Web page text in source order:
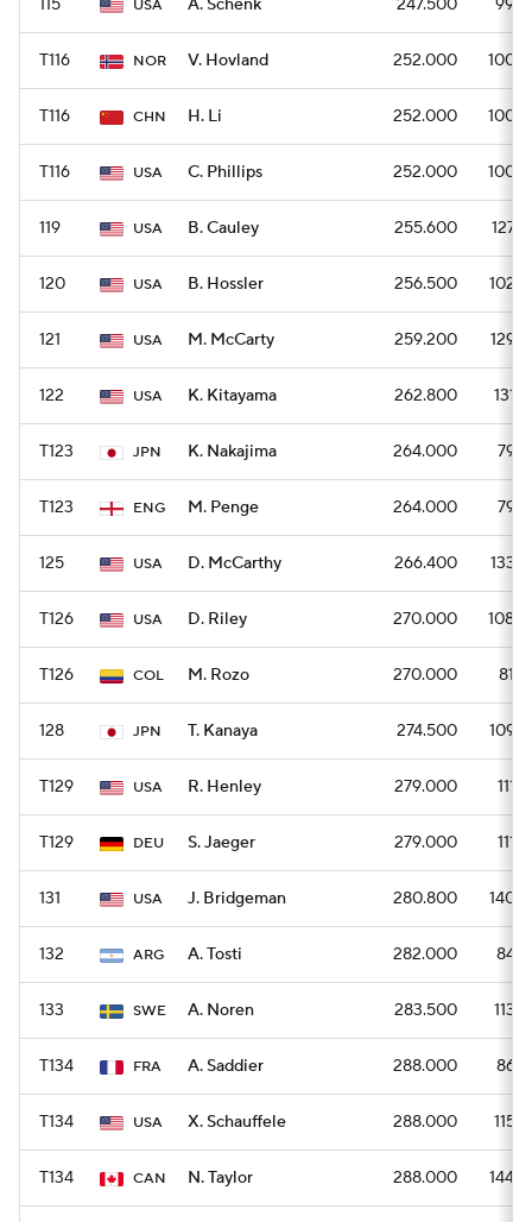
115 USA A. Schenk 247.500 990
T116 NOR V. Hovland 252.000 1008
T116 CHN H. Li 252.000 1008
T116 USA C. Phillips 252.000 1008
119 USA B. Cauley 255.600 1278
120 USA B. Hossler 256.500 1026
121 USA M. McCarty 259.200 1296
122 USA K. Kitayama 262.800 1314
T123 JPN K. Nakajima 264.000 792
T123 ENG M. Penge 264.000 792
125 USA D. McCarthy 266.400 1332
T126 USA D. Riley 270.000 1080
T126 COL M. Rozo 270.000 810
128 JPN T. Kanaya 274.500 1098
T129 USA R. Henley 279.000 1116
T129 DEU S. Jaeger 279.000 1116
131 USA J. Bridgeman 280.800 1404
132 ARG A. Tosti 282.000 846
133 SWE A. Noren 283.500 1134
T134 FRA A. Saddier 288.000 864
T134 USA X. Schauffele 288.000 1152
T134 CAN N. Taylor 288.000 1440